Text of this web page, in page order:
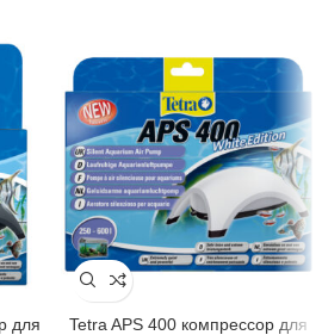
для
Tetra AРS 400 компрессор для